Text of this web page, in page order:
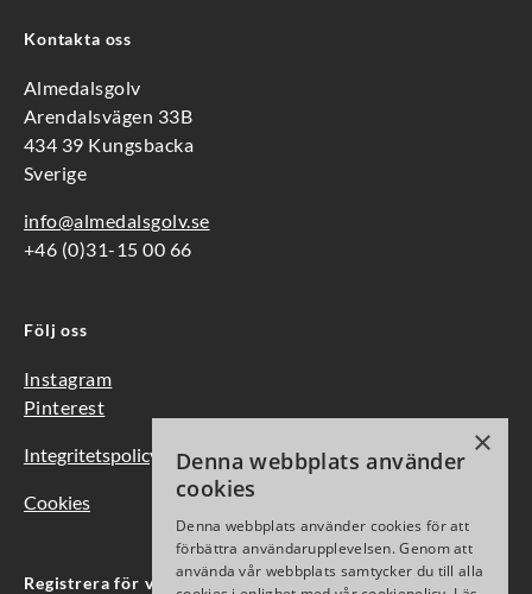
Kontakta oss
Almedalsgolv
Arendalsvägen 33B
434 39 Kungsbacka
Sverige
info@almedalsgolv.se
+46 (0)31-15 00 66
Följ oss
Instagram
Pinterest
Integritetspolicy
Cookies
Registrera för vårt nyhetsbrev
×
Denna webbplats använder
cookies
Denna webbplats använder cookies för att
förbättra användarupplevelsen. Genom att
använda vår webbplats samtycker du till alla